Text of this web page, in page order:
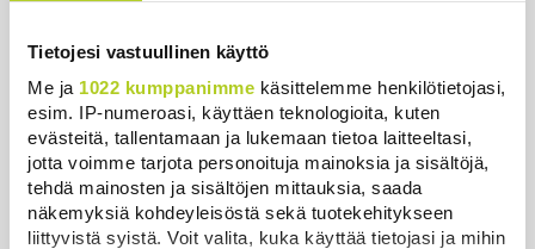
Tietojesi vastuullinen käyttö
Me ja 1022 kumppanimme käsittelemme henkilötietojasi,
esim. IP-numeroasi, käyttäen teknologioita, kuten
evästeitä, tallentamaan ja lukemaan tietoa laitteeltasi,
jotta voimme tarjota personoituja mainoksia ja sisältöjä,
tehdä mainosten ja sisältöjen mittauksia, saada
näkemyksiä kohdeyleisöstä sekä tuotekehitykseen
liittyvistä syistä. Voit valita, kuka käyttää tietojasi ja mihin
Uusi junayhteys Oulusta
Haaparantaan saapui ensimmäistä
kertaa Ruotsiin – näin usein vuoroja
ajetaan
Uutiset | 10.8.2026 8:28